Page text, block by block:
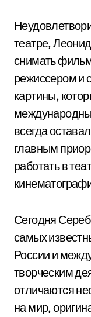
театре,
снимать
режиссером и
картины,
всегда
главным
работать в
Сегодня
самых
России и
творческим
отличаются
на мир,